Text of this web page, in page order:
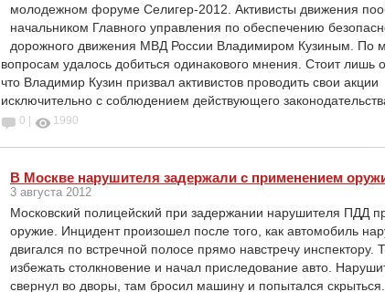
молодежном форуме Селигер-2012. Активисты движения
начальником Главного управления по обеспечению
дорожного движения МВД России Владимиром Кузиным. По
вопросам удалось добиться одинакового мнения. Стоит лишь
что Владимир Кузин призвал активистов проводить свои акции
исключительно с соблюдением действующего
0 | 1990
В Москве нарушителя задержали с применением
3 августа 2012
Московский полицейский при задержании нарушителя ПДД
оружие. Инцидент произошел после того, как автомобиль
двигался по встречной полосе прямо навстречу инспектору.
избежать столкновение и начал приследование авто.
свернул во дворы, там бросил машину и попытался скрыться.